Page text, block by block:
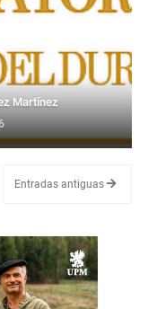
Martínez
Entradas antiguas